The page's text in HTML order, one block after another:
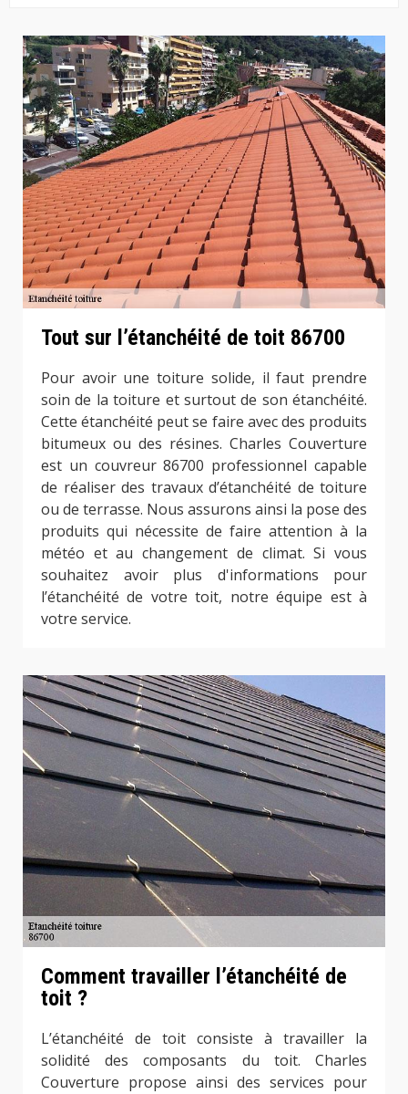
Tout sur l’étanchéité de toit 86700
Pour avoir une toiture solide, il faut prendre
soin de la toiture et surtout de son étanchéité.
Cette étanchéité peut se faire avec des produits
bitumeux ou des résines. Charles Couverture
est un couvreur 86700 professionnel capable
de réaliser des travaux d’étanchéité de toiture
ou de terrasse. Nous assurons ainsi la pose des
produits qui nécessite de faire attention à la
météo et au changement de climat. Si vous
souhaitez avoir plus d'informations pour
l’étanchéité de votre toit, notre équipe est à
votre service.
Comment travailler l’étanchéité de
toit ?
L’étanchéité de toit consiste à travailler la
solidité des composants du toit. Charles
Couverture propose ainsi des services pour